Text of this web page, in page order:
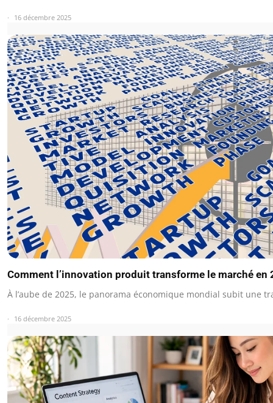
16 décembre 2025
Comment l’innovation produit transforme le marché en
À l’aube de 2025, le panorama économique mondial subit une
16 décembre 2025